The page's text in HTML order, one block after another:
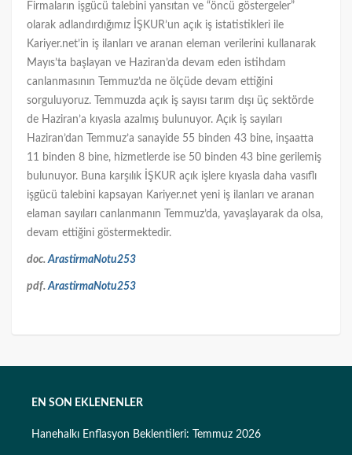
Firmaların işgücü talebini yansıtan ve “öncü göstergeler”
olarak adlandırdığımız İŞKUR’un açık iş istatistikleri ile
Kariyer.net’in iş ilanları ve aranan eleman verilerini kullanarak
Mayıs’ta başlayan ve Haziran’da devam eden istihdam
canlanmasının Temmuz’da ne ölçüde devam ettiğini
sorguluyoruz. Temmuzda açık iş sayısı tarım dışı üç sektörde
de Haziran’a kıyasla azalmış bulunuyor. Açık iş sayıları
Haziran’dan Temmuz’a sanayide 55 binden 43 bine, inşaatta
11 binden 8 bine, hizmetlerde ise 50 binden 43 bine gerilemiş
bulunuyor. Buna karşılık İŞKUR açık işlere kıyasla daha vasıflı
işgücü talebini kapsayan Kariyer.net yeni iş ilanları ve aranan
elaman sayıları canlanmanın Temmuz’da, yavaşlayarak da olsa,
devam ettiğini göstermektedir.
doc.ArastirmaNotu253
pdf.ArastirmaNotu253
EN SON EKLENENLER
Hanehalkı Enflasyon Beklentileri: Temmuz 2026